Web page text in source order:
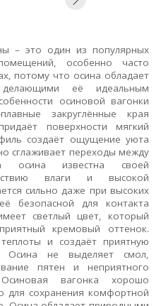
– это один из популярных
особенно часто
потому что осина обладает
делающими её идеальным
осиновой вагонки
плавные закруглённые края
поверхности мягкий
создаёт ощущение уюта
сглаживает переходы между
осина известна своей
влаги и высокой
сильно даже при высоких
безопасной для контакта
светлый цвет, который
кремовый оттенок.
и создаёт приятную
Осина не выделяет смол,
пятен и неприятного
Осиновая вагонка хорошо
для сохранения комфортной